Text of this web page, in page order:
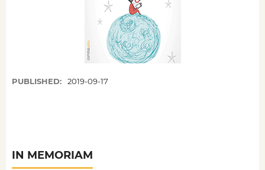
PUBLISHED: 2019-09-17
IN MEMORIAM